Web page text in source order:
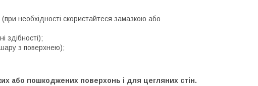
необхідності скористайтеся замазкою або
здібності);
з поверхнею);
або пошкоджених поверхонь і для цегляних стін.